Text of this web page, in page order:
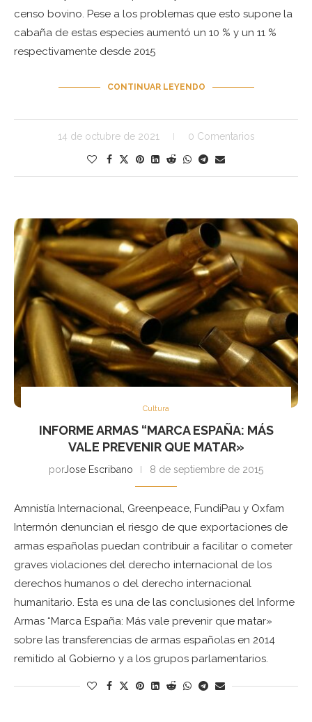
censo bovino. Pese a los problemas que esto supone la
cabaña de estas especies aumentó un 10 % y un 11 %
respectivamente desde 2015
CONTINUAR LEYENDO
14 de octubre de 2021 0 Comentarios
Cultura
INFORME ARMAS “MARCA ESPAÑA: MÁS
VALE PREVENIR QUE MATAR»
porJose Escribano 8 de septiembre de 2015
Amnistía Internacional, Greenpeace, FundiPau y Oxfam
Intermón denuncian el riesgo de que exportaciones de
armas españolas puedan contribuir a facilitar o cometer
graves violaciones del derecho internacional de los
derechos humanos o del derecho internacional
humanitario. Esta es una de las conclusiones del Informe
Armas “Marca España: Más vale prevenir que matar»
sobre las transferencias de armas españolas en 2014
remitido al Gobierno y a los grupos parlamentarios.